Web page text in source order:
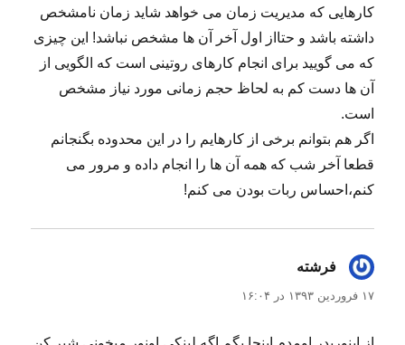
کارهایی که مدیریت زمان می خواهد شاید زمان نامشخص
داشته باشد و حتااز اول آخر آن ها مشخص نباشد! این چیزی
که می گویید برای انجام کارهای روتینی است که الگویی از
آن ها دست کم به لحاظ حجم زمانی مورد نیاز مشخص
است.
اگر هم بتوانم برخی از کارهایم را در این محدوده بگنجانم
قطعا آخر شب که همه آن ها را انجام داده و مرور می
کنم،احساس ربات بودن می کنم!
فرشته
۱۷ فروردین ۱۳۹۳ در ۱۶:۰۴